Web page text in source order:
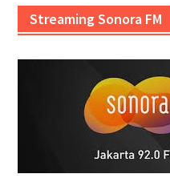
Streaming Sonora FM